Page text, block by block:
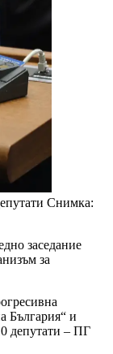
Снимка:
заседание
за
България“ и
депутати – ПГ